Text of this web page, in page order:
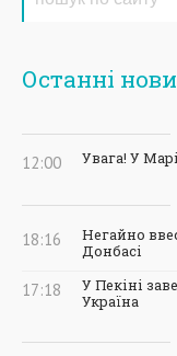
Останні
12:00 Увага! У
18:16
Негайно
Донбасі
17:18
У Пекіні
Україна